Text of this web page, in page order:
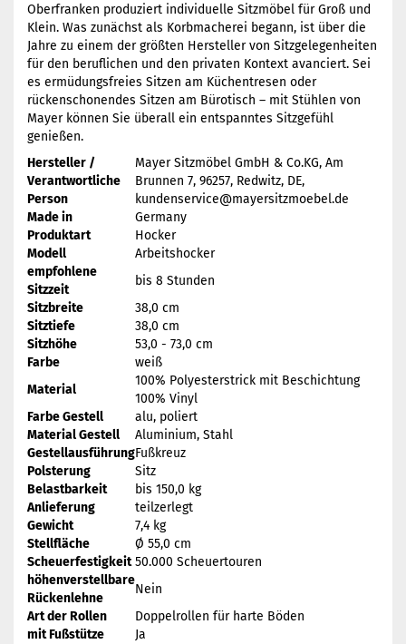
Oberfranken produziert individuelle Sitzmöbel für Groß und
Klein. Was zunächst als Korbmacherei begann, ist über die
Jahre zu einem der größten Hersteller von Sitzgelegenheiten
für den beruflichen und den privaten Kontext avanciert. Sei
es ermüdungsfreies Sitzen am Küchentresen oder
rückenschonendes Sitzen am Bürotisch – mit Stühlen von
Mayer können Sie überall ein entspanntes Sitzgefühl
genießen.
Hersteller /
Verantwortliche
Person
Mayer Sitzmöbel GmbH & Co.KG, Am
Brunnen 7, 96257, Redwitz, DE,
kundenservice@mayersitzmoebel.de
Made in
Germany
Produktart
Hocker
Modell
Arbeitshocker
empfohlene
Sitzzeit
bis 8 Stunden
Sitzbreite
38,0 cm
Sitztiefe
38,0 cm
Sitzhöhe
53,0 - 73,0 cm
Farbe
weiß
Material
100% Polyesterstrick mit Beschichtung
100% Vinyl
Farbe Gestell
alu, poliert
Material Gestell
Aluminium, Stahl
GestellausführungFußkreuz
Polsterung
Sitz
Belastbarkeit
bis 150,0 kg
Anlieferung
teilzerlegt
Gewicht
7,4 kg
Stellfläche
Ø 55,0 cm
Scheuerfestigkeit 50.000 Scheuertouren
höhenverstellbare
Rückenlehne
Nein
Art der Rollen
Doppelrollen für harte Böden
mit Fußstütze
Ja